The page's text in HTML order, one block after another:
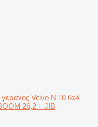
γερανός Volvo N 10 6x4
26,2 + JIB